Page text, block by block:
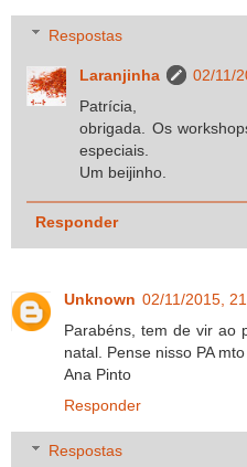
Respostas
Laranjinha
02/11/
Patrícia,
obrigada. Os
especiais.
Um beijinho.
Responder
Unknown 02/11/2015,
Parabéns, tem de vir ao
natal. Pense nisso PA
Ana Pinto
Responder
Respostas